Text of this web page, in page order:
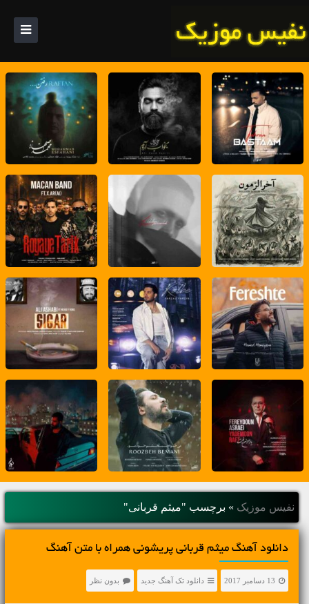
نفیس موزیک » برچسب "میثم قربانی"
دانلود آهنگ میثم قربانی پریشونی همراه با متن آهنگ
13 دسامبر 2017 دانلود تک آهنگ جدید بدون نظر